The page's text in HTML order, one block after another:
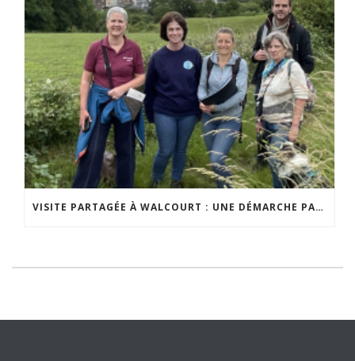
VISITE PARTAGÉE À WALCOURT : UNE DÉMARCHE PARTICIPATIVE ANIMÉE PAR ESPACE ENVIRONNEMENT